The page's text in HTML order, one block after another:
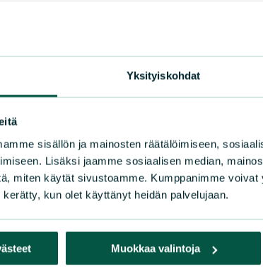
Yksityiskohdat
sisällön ja mainosten räätälöimiseen,
Lisäksi jaamme sosiaalisen median,
miten käytät sivustoamme. Kumppanimme
kun olet käyttänyt heidän palvelujaan.
Muokkaa valintoja